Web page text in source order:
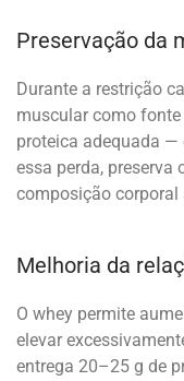
Preservação da
Durante a restrição
muscular como
proteica adequada
essa perda, preserva
composição corporal
Melhoria da
O whey permite
elevar
entrega 20–25 g de